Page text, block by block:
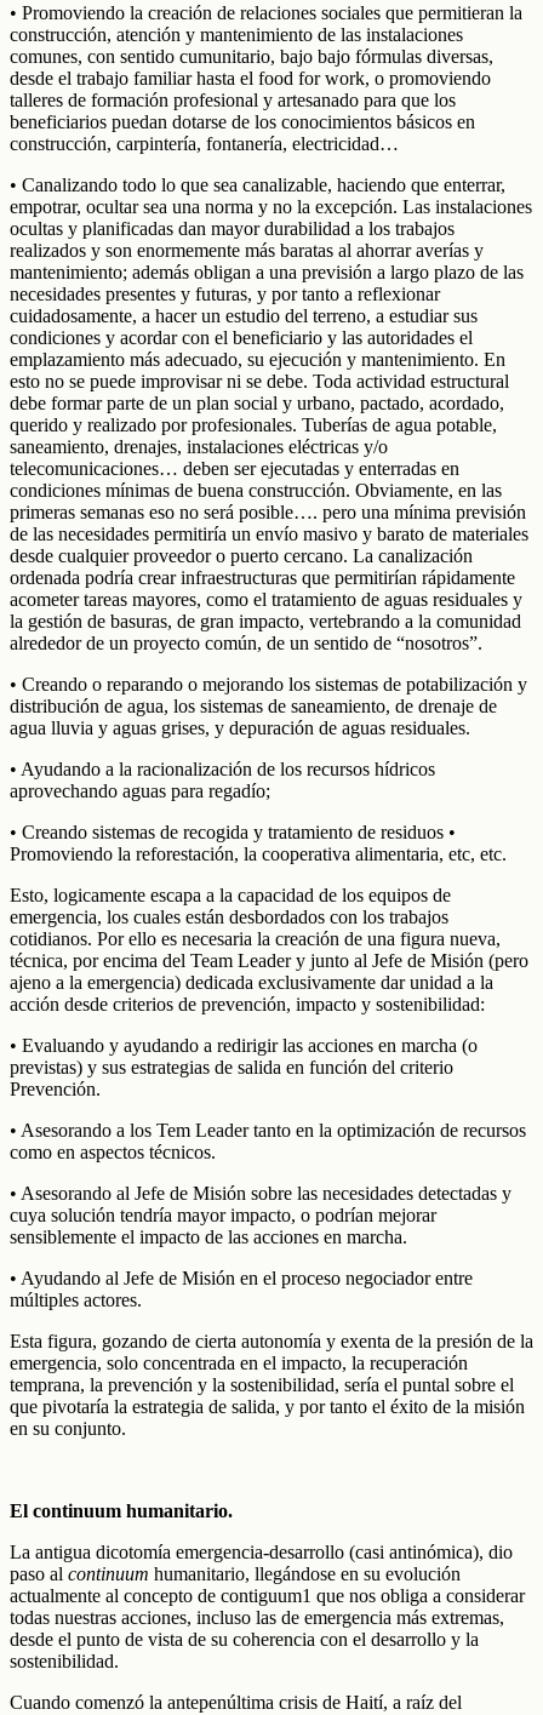
• Promoviendo la creación de relaciones sociales que permitieran la
construcción, atención y mantenimiento de las instalaciones
comunes, con sentido cumunitario, bajo bajo fórmulas diversas,
desde el trabajo familiar hasta el food for work, o promoviendo
talleres de formación profesional y artesanado para que los
beneficiarios puedan dotarse de los conocimientos básicos en
construcción, carpintería, fontanería, electricidad…
• Canalizando todo lo que sea canalizable, haciendo que enterrar,
empotrar, ocultar sea una norma y no la excepción. Las instalaciones
ocultas y planificadas dan mayor durabilidad a los trabajos
realizados y son enormemente más baratas al ahorrar averías y
mantenimiento; además obligan a una previsión a largo plazo de las
necesidades presentes y futuras, y por tanto a reflexionar
cuidadosamente, a hacer un estudio del terreno, a estudiar sus
condiciones y acordar con el beneficiario y las autoridades el
emplazamiento más adecuado, su ejecución y mantenimiento. En
esto no se puede improvisar ni se debe. Toda actividad estructural
debe formar parte de un plan social y urbano, pactado, acordado,
querido y realizado por profesionales. Tuberías de agua potable,
saneamiento, drenajes, instalaciones eléctricas y/o
telecomunicaciones… deben ser ejecutadas y enterradas en
condiciones mínimas de buena construcción. Obviamente, en las
primeras semanas eso no será posible…. pero una mínima previsión
de las necesidades permitiría un envío masivo y barato de materiales
desde cualquier proveedor o puerto cercano. La canalización
ordenada podría crear infraestructuras que permitirían rápidamente
acometer tareas mayores, como el tratamiento de aguas residuales y
la gestión de basuras, de gran impacto, vertebrando a la comunidad
alrededor de un proyecto común, de un sentido de “nosotros”.
• Creando o reparando o mejorando los sistemas de potabilización y
distribución de agua, los sistemas de saneamiento, de drenaje de
agua lluvia y aguas grises, y depuración de aguas residuales.
• Ayudando a la racionalización de los recursos hídricos
aprovechando aguas para regadío;
• Creando sistemas de recogida y tratamiento de residuos •
Promoviendo la reforestación, la cooperativa alimentaria, etc, etc.
Esto, logicamente escapa a la capacidad de los equipos de
emergencia, los cuales están desbordados con los trabajos
cotidianos. Por ello es necesaria la creación de una figura nueva,
técnica, por encima del Team Leader y junto al Jefe de Misión (pero
ajeno a la emergencia) dedicada exclusivamente dar unidad a la
acción desde criterios de prevención, impacto y sostenibilidad:
• Evaluando y ayudando a redirigir las acciones en marcha (o
previstas) y sus estrategias de salida en función del criterio
Prevención.
• Asesorando a los Tem Leader tanto en la optimización de recursos
como en aspectos técnicos.
• Asesorando al Jefe de Misión sobre las necesidades detectadas y
cuya solución tendría mayor impacto, o podrían mejorar
sensiblemente el impacto de las acciones en marcha.
• Ayudando al Jefe de Misión en el proceso negociador entre
múltiples actores.
Esta figura, gozando de cierta autonomía y exenta de la presión de la
emergencia, solo concentrada en el impacto, la recuperación
temprana, la prevención y la sostenibilidad, sería el puntal sobre el
que pivotaría la estrategia de salida, y por tanto el éxito de la misión
en su conjunto.
El continuum humanitario.
La antigua dicotomía emergencia-desarrollo (casi antinómica), dio
paso al continuum humanitario, llegándose en su evolución
actualmente al concepto de contiguum1 que nos obliga a considerar
todas nuestras acciones, incluso las de emergencia más extremas,
desde el punto de vista de su coherencia con el desarrollo y la
sostenibilidad.
Cuando comenzó la antepenúltima crisis de Haití, a raíz del